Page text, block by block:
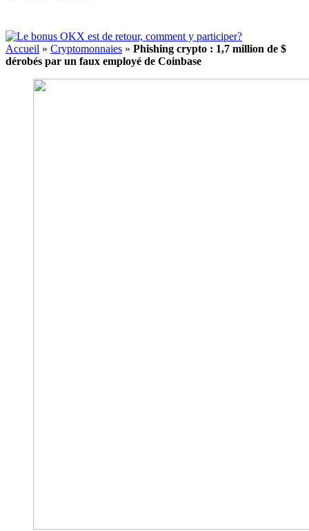
Accueil » Cryptomonnaies » Phishing crypto : 1,7 million de $
dérobés par un faux employé de Coinbase